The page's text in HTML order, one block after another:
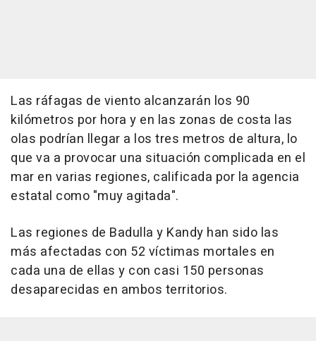
Las ráfagas de viento alcanzarán los 90
kilómetros por hora y en las zonas de costa las
olas podrían llegar a los tres metros de altura, lo
que va a provocar una situación complicada en el
mar en varias regiones, calificada por la agencia
estatal como "muy agitada".
Las regiones de Badulla y Kandy han sido las
más afectadas con 52 víctimas mortales en
cada una de ellas y con casi 150 personas
desaparecidas en ambos territorios.